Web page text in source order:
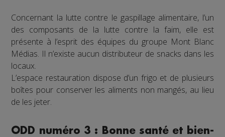
Concernant la lutte contre le gaspillage alimentaire, l’un
des composants de la lutte contre la faim, elle est
présente à l’esprit des équipes du groupe Mont Blanc
Médias. Il n’existe aucun distributeur de snacks dans les
locaux.
L’espace restauration dispose d’un frigo et de plusieurs
boîtes pour conserver les aliments non mangés, au lieu
de les jeter.
ODD numéro 3 : Bonne santé et bien-